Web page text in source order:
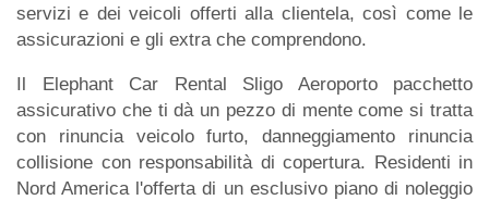
servizi e dei veicoli offerti alla clientela, così come le
assicurazioni e gli extra che comprendono.
Il Elephant Car Rental Sligo Aeroporto pacchetto
assicurativo che ti dà un pezzo di mente come si tratta
con rinuncia veicolo furto, danneggiamento rinuncia
collisione con responsabilità di copertura. Residenti in
Nord America l'offerta di un esclusivo piano di noleggio